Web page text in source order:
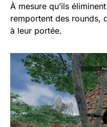
À mesure qu’ils
remportent des rounds,
à leur portée.